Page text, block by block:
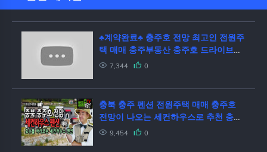
♣계약완료♣ 충주호 전망 최고인 전원주
택 매매 충주부동산 충주호 드라이브코
스 카페같은 주택 철근콘크리트 기와지
러 산과 호수가 전원주택 땅파남
7,344 0
충북 충주 펜션 전원주택 매매 충주호
전망이 나오는 세컨하우스로 추천 충주
부동산 - 발품부동산TV
9,454 0